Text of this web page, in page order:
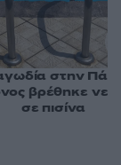
στην
βρέθηκε
σε πισίνα